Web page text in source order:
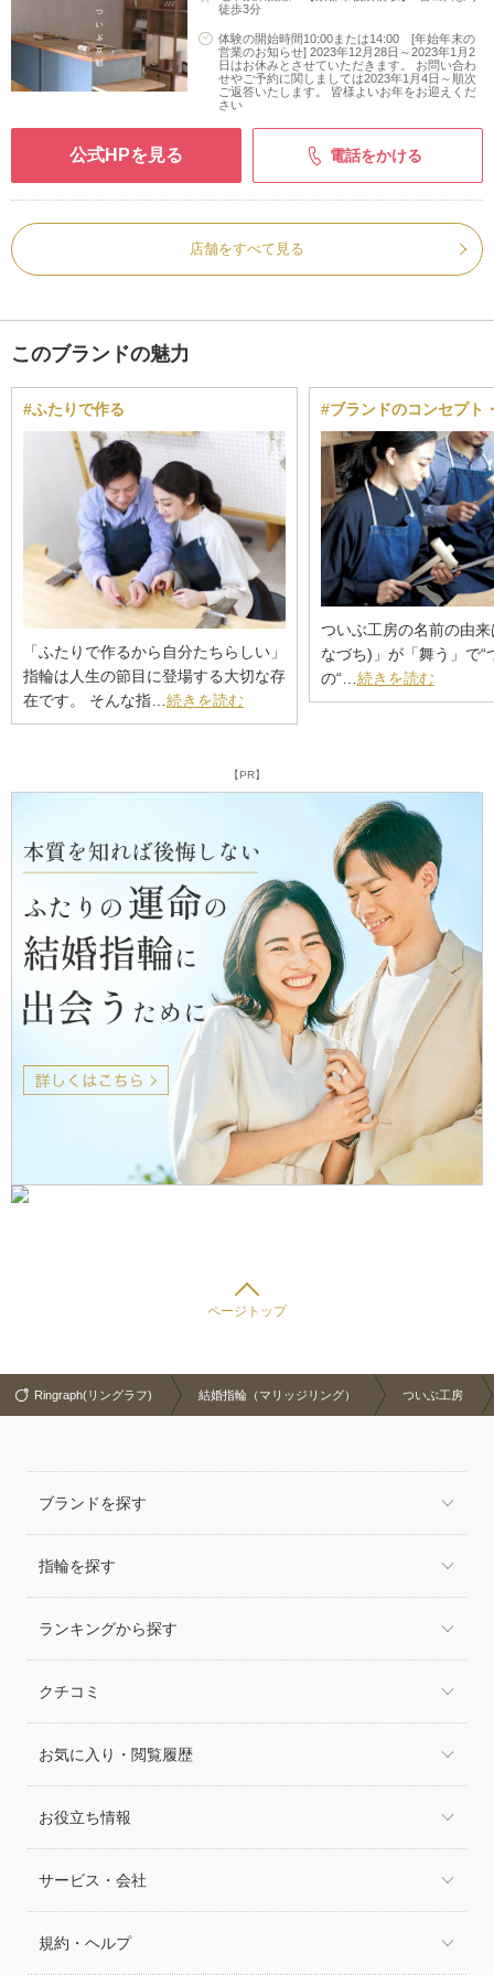
徒歩3分
体験の開始時間10:00または14:00 [年始年末の
営業のお知らせ] 2023年12月28日～2023年1月2
日はお休みとさせていただきます。 お問い合わ
せやご予約に関しましては2023年1月4日～順次
ご返答いたします。 皆様よいお年をお迎えくだ
さい
公式HPを見る 電話をかける
店舗をすべて見る
このブランドの魅力
#ふたりで作る
「ふたりで作るから自分たちらしい」
指輪は人生の節目に登場する大切な存
在です。 そんな指… 続きを読む
#ブランドのコンセプト
ついぶ工房の名前の由
なづち)」が「舞う」で“
の“… 続きを読む
【PR】
ページトップ
Ringraph(リングラフ) 結婚指輪（マリッジリング） ついぶ工房
ブランドを探す
指輪を探す
ランキングから探す
クチコミ
お気に入り・閲覧履歴
お役立ち情報
サービス・会社
規約・ヘルプ